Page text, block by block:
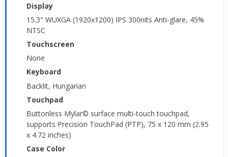
Display
15.3" WUXGA (1920x1200) IPS 300nits Anti-glare, 45%
NTSC
Touchscreen
None
Keyboard
Backlit, Hungarian
Touchpad
Buttonless Mylar© surface multi-touch touchpad,
supports Precision TouchPad (PTP), 75 x 120 mm (2.95
x 4.72 inches)
Case Color